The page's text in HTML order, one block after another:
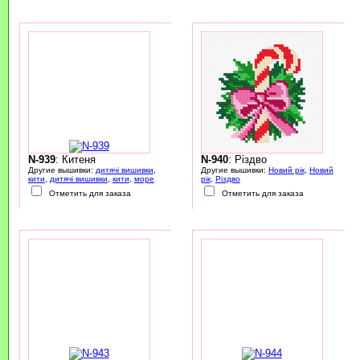
N-939: Китеня
Другие вышивки: дитячі вишивки
кити
дитячі вишивки кити
море
Отметить для заказа
N-940: Різдво
Другие вышивки: Новий рік, Новий
рік, Різдво
Отметить для заказа